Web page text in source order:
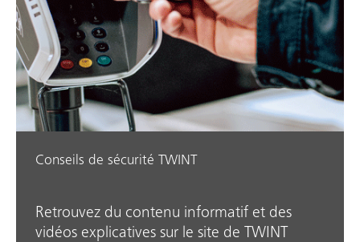
Conseils de sécurité TWINT
Retrouvez du contenu informatif et des
vidéos explicatives sur le site de TWINT